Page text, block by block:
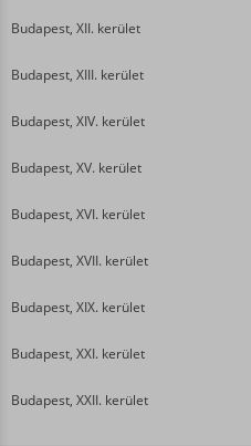
Budapest, XII. kerület
Budapest, XIII. kerület
Budapest, XIV. kerület
Budapest, XV. kerület
Budapest, XVI. kerület
Budapest, XVII. kerület
Budapest, XIX. kerület
Budapest, XXI. kerület
Budapest, XXII. kerület